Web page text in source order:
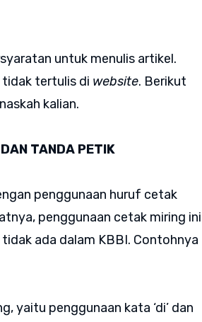
untuk menulis artikel.
tidak tertulis di website. Berikut
kalian.
TANDA PETIK
penggunaan huruf cetak
penggunaan cetak miring ini
ada dalam KBBI. Contohnya
yaitu penggunaan kata ‘di’ dan